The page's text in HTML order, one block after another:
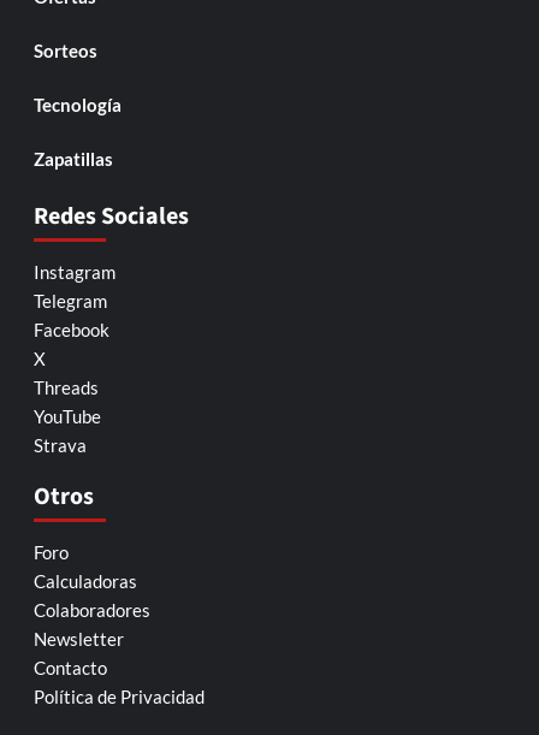
Sorteos
Tecnología
Zapatillas
Redes Sociales
Instagram
Telegram
Facebook
X
Threads
YouTube
Strava
Otros
Foro
Calculadoras
Colaboradores
Newsletter
Contacto
Política de Privacidad